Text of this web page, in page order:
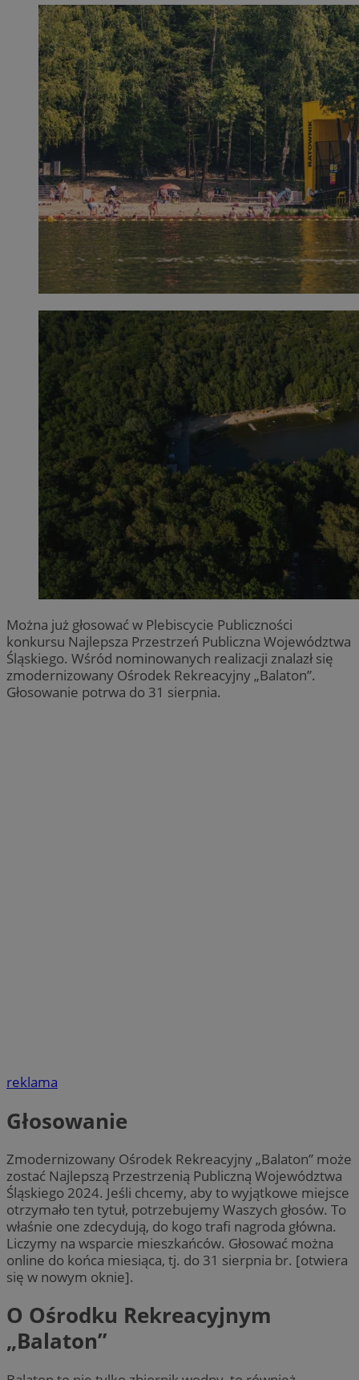
Można już głosować w Plebiscycie Publiczności
konkursu Najlepsza Przestrzeń Publiczna Województwa
Śląskiego. Wśród nominowanych realizacji znalazł się
zmodernizowany Ośrodek Rekreacyjny „Balaton”.
Głosowanie potrwa do 31 sierpnia.
reklama
Głosowanie
Zmodernizowany Ośrodek Rekreacyjny „Balaton” może
zostać Najlepszą Przestrzenią Publiczną Województwa
Śląskiego 2024. Jeśli chcemy, aby to wyjątkowe miejsce
otrzymało ten tytuł, potrzebujemy Waszych głosów. To
właśnie one zdecydują, do kogo trafi nagroda główna.
Liczymy na wsparcie mieszkańców. Głosować można
online do końca miesiąca, tj. do 31 sierpnia br. [otwiera
się w nowym oknie].
O Ośrodku Rekreacyjnym
„Balaton”